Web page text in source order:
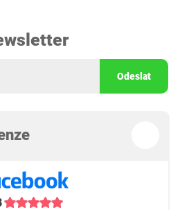
Odeslat